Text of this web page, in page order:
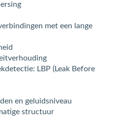
met een lange
LBP (Leak Before
en geluidsniveau
structuur